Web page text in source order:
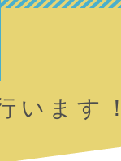
います！